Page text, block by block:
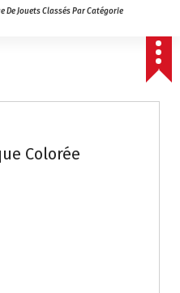
Jouets Classés Par Catégorie
Colorée